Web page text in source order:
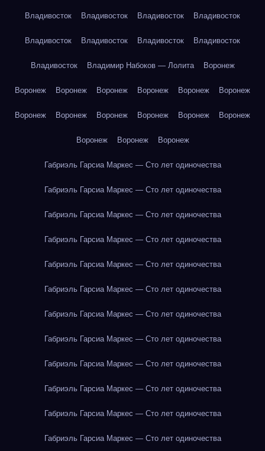
Владивосток Владивосток Владивосток Владивосток
Владивосток Владивосток Владивосток Владивосток
Владивосток Владимир Набоков — Лолита Воронеж
Воронеж Воронеж Воронеж Воронеж Воронеж Воронеж
Воронеж Воронеж Воронеж Воронеж Воронеж Воронеж
Воронеж Воронеж Воронеж
Габриэль Гарсиа Маркес — Сто лет одиночества
Габриэль Гарсиа Маркес — Сто лет одиночества
Габриэль Гарсиа Маркес — Сто лет одиночества
Габриэль Гарсиа Маркес — Сто лет одиночества
Габриэль Гарсиа Маркес — Сто лет одиночества
Габриэль Гарсиа Маркес — Сто лет одиночества
Габриэль Гарсиа Маркес — Сто лет одиночества
Габриэль Гарсиа Маркес — Сто лет одиночества
Габриэль Гарсиа Маркес — Сто лет одиночества
Габриэль Гарсиа Маркес — Сто лет одиночества
Габриэль Гарсиа Маркес — Сто лет одиночества
Габриэль Гарсиа Маркес — Сто лет одиночества